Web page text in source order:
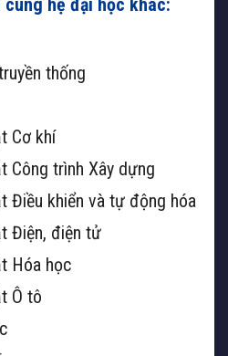
thống
Cơ khí
Công trình Xây dựng
Điều khiển và tự động hóa
Điện, điện tử
Hóa học
Ô tô